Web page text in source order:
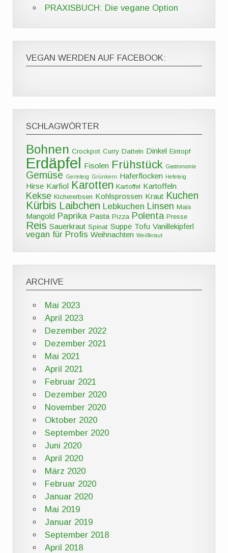
PRAXISBUCH: Die vegane Option
VEGAN WERDEN AUF FACEBOOK:
SCHLAGWÖRTER
Bohnen Crockpot Curry Datteln Dinkel Eintopf
Erdäpfel Fisolen Frühstück Gastronomie
Gemüse Germteig Grünkern Haferflocken Hefeteig
Hirse Karfiol Karotten Kartoffel Kartoffeln
Kekse Kichererbsen Kohlsprossen Kraut Kuchen
Kürbis Laibchen Lebkuchen Linsen Mais
Mangold Paprika Pasta Pizza Polenta Presse
Reis Sauerkraut Spinat Suppe Tofu Vanillekipferl
vegan für Profis Weihnachten Weißkraut
ARCHIVE
Mai 2023
April 2023
Dezember 2022
Dezember 2021
Mai 2021
April 2021
Februar 2021
Dezember 2020
November 2020
Oktober 2020
September 2020
Juni 2020
April 2020
März 2020
Februar 2020
Januar 2020
Mai 2019
Januar 2019
September 2018
April 2018